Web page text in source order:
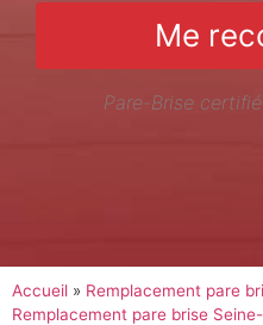
Me
Pare-Brise
Accueil » Remplacement pare
Remplacement pare brise